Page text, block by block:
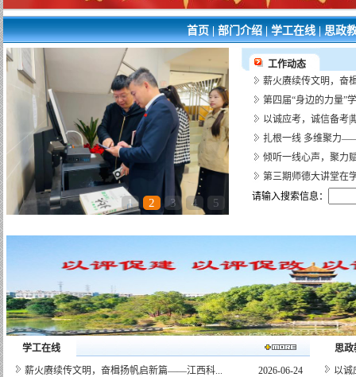
首页|部门介绍|学工在线|思政
1 2 3 4 5
工作动态
薪火赓续传文明，奋
第四届“身边的力量”
以诚应考，诚信备考|
扎根一线 多维聚力
倾听一线心声，聚力
第三期师德大讲堂在
请输入搜索信息：
学工在线
薪火赓续传文明，奋楫扬帆启新篇——江西科...
2026-06-24
思政
以诚